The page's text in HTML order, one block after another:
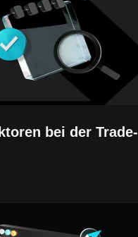
bei der Trade-